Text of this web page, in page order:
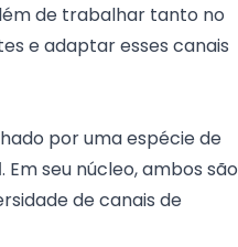
de trabalhar tanto no
e adaptar esses canais
por uma espécie de
. Em seu núcleo, ambos são
de canais de